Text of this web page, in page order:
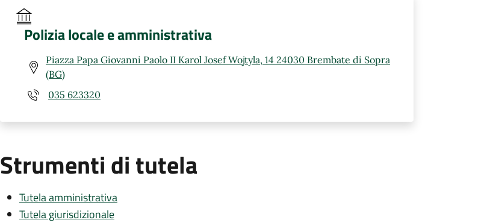
Polizia locale e amministrativa
Piazza Papa Giovanni Paolo II Karol Josef Wojtyla, 14 24030 Brembate di Sopra
(BG)
035 623320
Strumenti di tutela
Tutela amministrativa
Tutela giurisdizionale